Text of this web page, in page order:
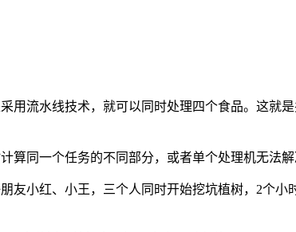
流水线技术，就可以同时处理四个食品。这就
同一个任务的不同部分，或者单个处理机无法解
小红、小王，三个人同时开始挖坑植树，2个小